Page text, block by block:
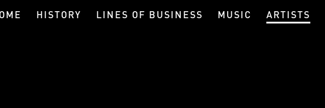
HISTORY LINES OF BUSINESS MUSIC ARTISTS